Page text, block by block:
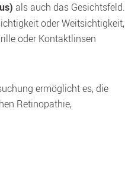
als auch das Gesichtsfeld.
oder Weitsichtigkeit,
oder Kontaktlinsen
ermöglicht es, die
Retinopathie,